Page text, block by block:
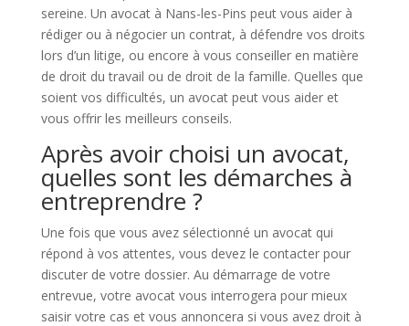
sereine. Un avocat à Nans-les-Pins peut vous aider à
rédiger ou à négocier un contrat, à défendre vos droits
lors d’un litige, ou encore à vous conseiller en matière
de droit du travail ou de droit de la famille. Quelles que
soient vos difficultés, un avocat peut vous aider et
vous offrir les meilleurs conseils.
Après avoir choisi un avocat,
quelles sont les démarches à
entreprendre ?
Une fois que vous avez sélectionné un avocat qui
répond à vos attentes, vous devez le contacter pour
discuter de votre dossier. Au démarrage de votre
entrevue, votre avocat vous interrogera pour mieux
saisir votre cas et vous annoncera si vous avez droit à